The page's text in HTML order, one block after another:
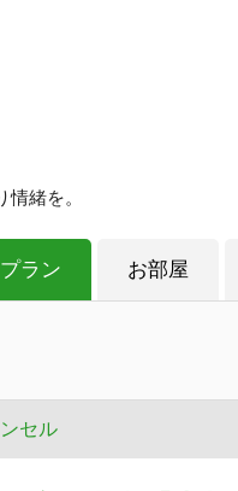
緒を。
ラン お部屋
セル